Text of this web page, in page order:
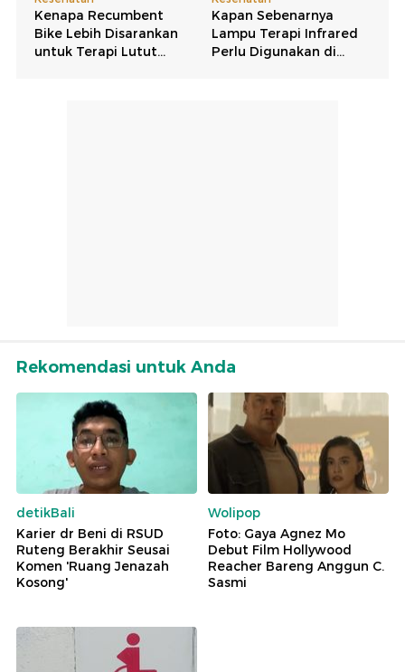
Rekomendasi untuk Anda
detikBali
Karier dr Beni di RSUD
Ruteng Berakhir Seusai
Komen 'Ruang Jenazah
Kosong'
Wolipop
Foto: Gaya Agnez Mo
Debut Film Hollywood
Reacher Bareng Anggun C.
Sasmi